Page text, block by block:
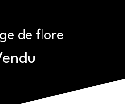
de flore